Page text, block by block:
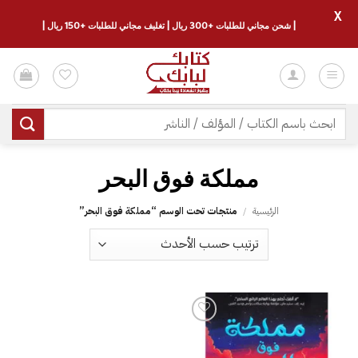
للمحتوى
البحث
عن:
الرئيسية / منتجات تحت الوسم “‎مملكة فوق البحر‎”
إضافة
قائمة
| شحن مجاني للطلبات +300 ريال | تغليف مجاني للطلبات +150 ريال |
X